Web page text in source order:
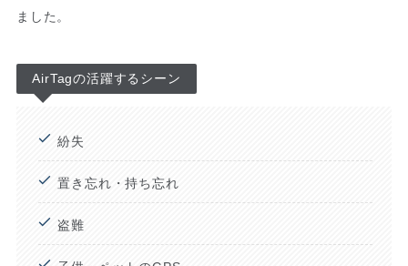
ました。
AirTagの活躍するシーン
紛失
置き忘れ・持ち忘れ
盗難